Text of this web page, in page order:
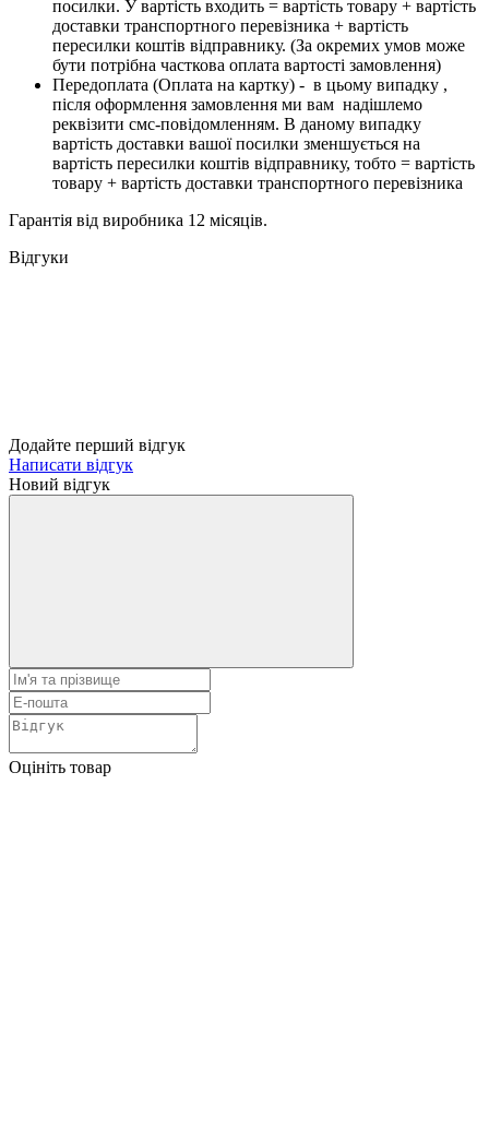
посилки. У вартість входить = вартість товару + вартість
доставки транспортного перевізника + вартість
пересилки коштів відправнику. (За окремих умов може
бути потрібна часткова оплата вартості замовлення)
Передоплата (Оплата на картку) - в цьому випадку ,
після оформлення замовлення ми вам надішлемо
реквізити смс-повідомленням. В даному випадку
вартість доставки вашої посилки зменшується на
вартість пересилки коштів відправнику, тобто = вартість
товару + вартість доставки транспортного перевізника
Гарантія від виробника 12 місяців.
Відгуки
Додайте перший відгук
Написати відгук
Новий відгук
Оцініть товар